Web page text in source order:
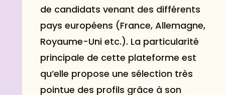
de candidats venant des différents
pays européens (France, Allemagne,
Royaume-Uni etc.). La particularité
principale de cette plateforme est
qu’elle propose une sélection très
pointue des profils grâce à son